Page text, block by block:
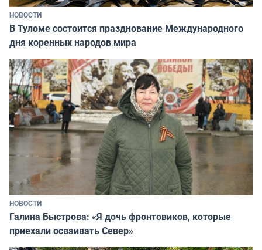
НОВОСТИ
В Туломе состоится празднование Международного
дня коренных народов мира
НОВОСТИ
Галина Быстрова: «Я дочь фронтовиков, которые
приехали осваивать Север»